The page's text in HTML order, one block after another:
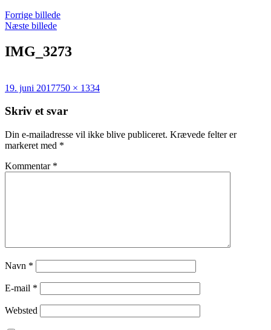
Forrige billede
Næste billede
IMG_3273
Udgivet
19. juni 2017Fuld
750 × 1334
Skriv et svar
Din e-mailadresse vil ikke blive publiceret. Krævede felter er
markeret med *
Kommentar *
Navn *
E-mail *
Websted